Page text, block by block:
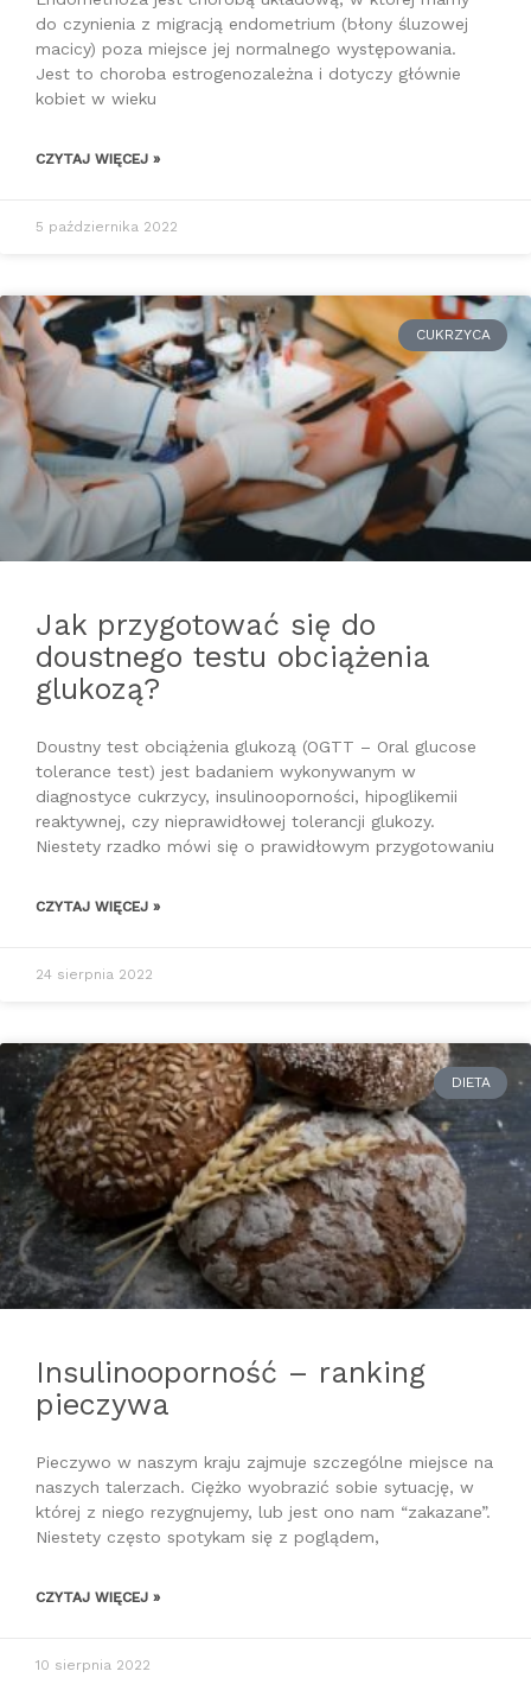
do czynienia z migracją endometrium (błony śluzowej
macicy) poza miejsce jej normalnego występowania.
Jest to choroba estrogenozależna i dotyczy głównie
kobiet w wieku
CZYTAJ WIĘCEJ »
5 października 2022
CUKRZYCA
Jak przygotować się do
doustnego testu obciążenia
glukozą?
Doustny test obciążenia glukozą (OGTT – Oral glucose
tolerance test) jest badaniem wykonywanym w
diagnostyce cukrzycy, insulinooporności, hipoglikemii
reaktywnej, czy nieprawidłowej tolerancji glukozy.
Niestety rzadko mówi się o prawidłowym przygotowaniu
CZYTAJ WIĘCEJ »
24 sierpnia 2022
DIETA
Insulinooporność – ranking
pieczywa
Pieczywo w naszym kraju zajmuje szczególne miejsce na
naszych talerzach. Ciężko wyobrazić sobie sytuację, w
której z niego rezygnujemy, lub jest ono nam “zakazane”.
Niestety często spotykam się z poglądem,
CZYTAJ WIĘCEJ »
10 sierpnia 2022